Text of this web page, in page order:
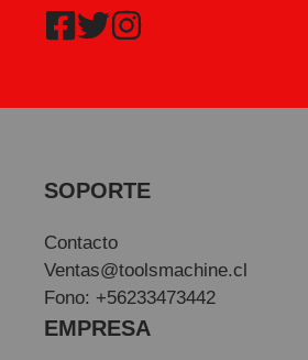
SOPORTE
Contacto
Ventas@toolsmachine.cl
Fono: +56233473442
EMPRESA